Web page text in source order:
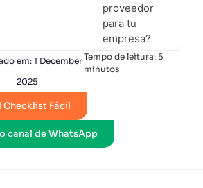
proveedor
para tu
empresa?
em: 1 December
2025
Tempo de leitura: 5
minutos
Checklist Fácil
canal de WhatsApp